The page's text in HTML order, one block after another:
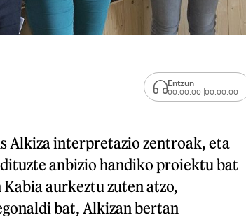
Entzun
00:00:00 00:00:00
Alkiza interpretazio zentroak, eta
anbizio handiko proiektu bat
aurkeztu zuten atzo,
bat, Alkizan bertan